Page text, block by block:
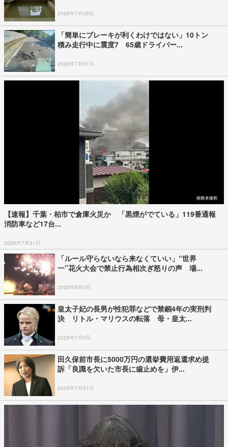
2026年7月28日
「簡単にブレーキが利くわけではない」10トン
積み走行中に震度7 65歳ドライバー...
2026年7月31日
【速報】千葉・柏市で倉庫火災か 「黒煙がでている」119番通報
消防車など17台...
2026年7月31日
「ルール守らないなら来なくていい」“世界
一”花火大会で禁止行為相次ぎ怒りの声 場...
2026年8月3日
皇太子妃の長男が性犯罪などで禁錮4年の実刑判
決 リトル・マリウスの転落 母・皇太...
2026年7月3日
田久保前市長に5000万円の選挙費用返還求め提
訴「良識を欠いた市長に歯止めを」伊...
2026年7月31日